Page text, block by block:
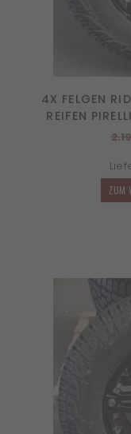
4X FELGEN
REIFEN
ZUM